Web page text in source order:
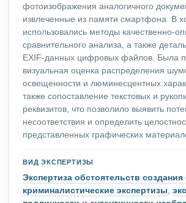
фотоизображения аналогичного
извлеченные из памяти смартфона. В
использовались методы качественно-
сравнительного анализа, а также
EXIF-данных цифровых файлов. Была
визуальная оценка распределения
освещенности и люминесцентных
также сопоставление текстовых и
реквизитов, что позволило выявить
несоответствия и определить
представленных графических
ВИД ЭКСПЕРТИЗЫ
Экспертиза обстоятельств
криминалистические экспертизы,